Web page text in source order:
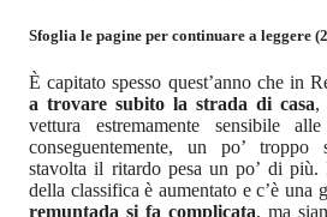
Sfoglia le pagine per continuare a leggere
È capitato spesso quest’anno che in
a trovare subito la strada di casa,
vettura estremamente sensibile
conseguentemente, un po’ troppo
stavolta il ritardo pesa un po’ di più.
della classifica è aumentato e c’è una
remuntada si fa complicata, ma